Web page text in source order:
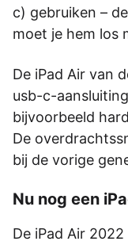
c) gebruiken –
moet je hem los
De iPad Air van
usb-c-
bijvoorbeeld
De
bij de vorige
Nu nog een
De iPad Air